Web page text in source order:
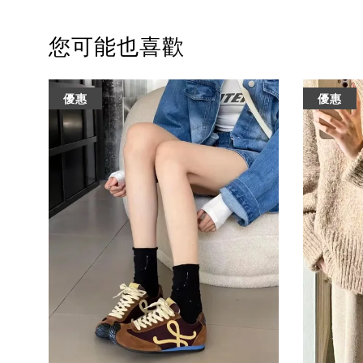
您可能也喜歡
優惠 優惠